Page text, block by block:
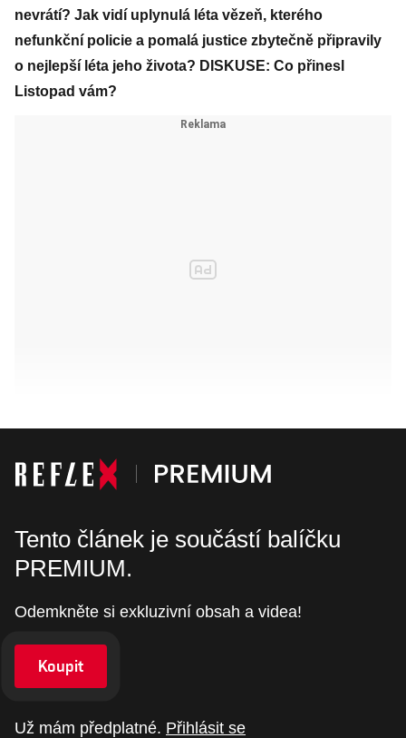
nevrátí? Jak vidí uplynulá léta vězeň, kterého
nefunkční policie a pomalá justice zbytečně připravily
o nejlepší léta jeho života? DISKUSE: Co přinesl
Listopad vám?
Tento článek je součástí balíčku
PREMIUM.
Odemkněte si exkluzivní obsah a videa!
Koupit
Už mám předplatné. Přihlásit se